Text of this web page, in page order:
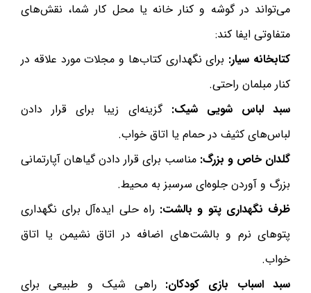
می‌تواند در گوشه و کنار خانه یا محل کار شما، نقش‌های
متفاوتی ایفا کند:
کتابخانه سیار: برای نگهداری کتاب‌ها و مجلات مورد علاقه در
کنار مبلمان راحتی.
سبد لباس شویی شیک: گزینه‌ای زیبا برای قرار دادن
لباس‌های کثیف در حمام یا اتاق خواب.
گلدان خاص و بزرگ: مناسب برای قرار دادن گیاهان آپارتمانی
بزرگ و آوردن جلوه‌ای سرسبز به محیط.
ظرف نگهداری پتو و بالشت: راه حلی ایده‌آل برای نگهداری
پتوهای نرم و بالشت‌های اضافه در اتاق نشیمن یا اتاق
خواب.
سبد اسباب بازی کودکان: راهی شیک و طبیعی برای